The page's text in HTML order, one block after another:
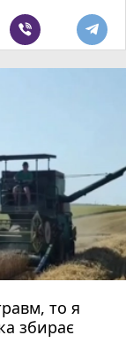
то я
збирає